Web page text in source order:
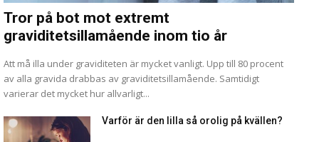
Tror på bot mot extremt
graviditetsillamående inom tio år
Att må illa under graviditeten är mycket vanligt. Upp till 80 procent
av alla gravida drabbas av graviditetsillamående. Samtidigt
varierar det mycket hur allvarligt...
Varför är den lilla så orolig på kvällen?